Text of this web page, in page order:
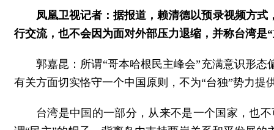
凤凰卫视记者：据报道，赖清德以预录视频方
行交流，也不会因为面对外部压力退缩，并称台湾是
郭嘉昆：所谓“哥本哈根民主峰会”充满意识形
有关方面切实恪守一个中国原则，不为“台独”势力提
台湾是中国的一部分，从来不是一个国家，也